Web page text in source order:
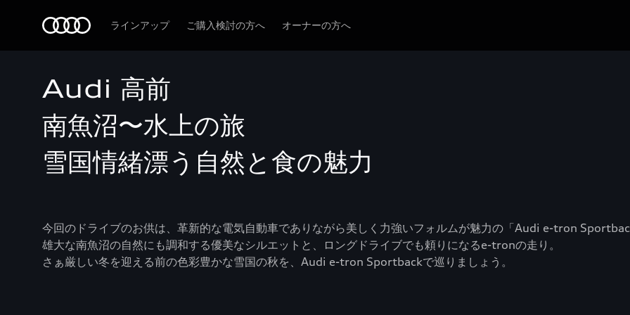
ラインアップ ご購入検討の方へ オーナーの方へ
Audi 高前
南魚沼〜水上の旅
雪国情緒漂う自然と食の魅力
今回のドライブのお供は、革新的な電気自動車でありながら美しく力強いフォルムが魅力の「Audi e-tron
雄大な南魚沼の自然にも調和する優美なシルエットと、ロングドライブでも頼りになるe-tronの走り。
さぁ厳しい冬を迎える前の色彩豊かな雪国の秋を、Audi e-tron Sportbackで巡りましょう。